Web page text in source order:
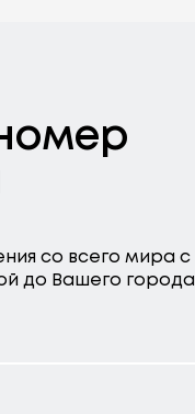
со всего мира с
до Вашего города